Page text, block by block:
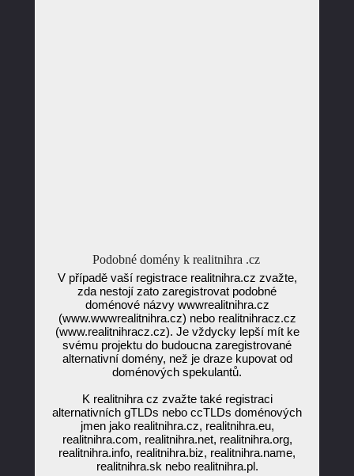
Podobné domény k realitnihra .cz
V případě vaší registrace realitnihra.cz zvažte,
zda nestojí zato zaregistrovat podobné
doménové názvy wwwrealitnihra.cz
(www.wwwrealitnihra.cz) nebo realitnihracz.cz
(www.realitnihracz.cz). Je vždycky lepší mít ke
svému projektu do budoucna zaregistrované
alternativní domény, než je draze kupovat od
doménových spekulantů.
K realitnihra cz zvažte také registraci
alternativních gTLDs nebo ccTLDs doménových
jmen jako realitnihra.cz, realitnihra.eu,
realitnihra.com, realitnihra.net, realitnihra.org,
realitnihra.info, realitnihra.biz, realitnihra.name,
realitnihra.sk nebo realitnihra.pl.